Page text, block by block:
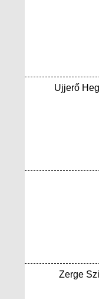
Ujjerő
Zerge